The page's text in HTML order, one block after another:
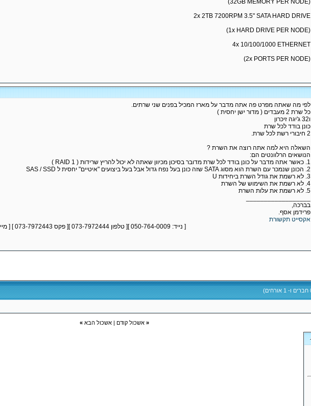
(32GB MEMORY PER NODE)
2x 2TB 7200RPM 3.5" SATA HARD DRIVE
(1x HARD DRIVE PER NODE)
4x 10/100/1000 ETHERNET
(2x PORTS PER NODE)
לפי מה שאתה מפרט פה אתה מדבר על מארז המכיל בפנים שני שרתים.
כל שרת 2 מעבדים ( מדור ישן יחסית )
ו32 ג'יגה זיכרון
כונן בודד לכל שרת
2 חיבורי רשת לכל שרת.
השאלה היא למה אתה רוצה את השרת ?
הנושאים הרלוונטים הם:
1. כאשר אתה מדבר על כונן בודד לכל שרת מדובר בסיכון מכיוון שאתה לא יכול להריץ שרידות ( RAID 1 )
2. הכונן שנמכר עם השרת הוא מסוג SATA שזה כונן בעל נפח גדול אבל בעל ביצועים "איטיים" יחסית ל SAS / SSD
3. לא רשמת את גודל השרת ביחידות U
4. לא רשמת את השימוש של השרת
5. לא רשמת את עלות השרת
בברכה,
פרידמן אסף.
אקסייט תקשורת
[ נייד: 050-764-0009 ][ טלפון 073-7972444 ][ פקס 073-7972443 ] [ מייל
« אשכול קודם | אשכול הבא »